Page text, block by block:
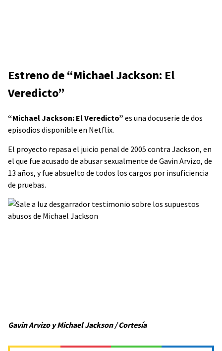
Estreno de “Michael Jackson: El
Veredicto”
“Michael Jackson: El Veredicto” es una docuserie de dos
episodios disponible en Netflix.
El proyecto repasa el juicio penal de 2005 contra Jackson, en
el que fue acusado de abusar sexualmente de Gavin Arvizo, de
13 años, y fue absuelto de todos los cargos por insuficiencia
de pruebas.
Gavin Arvizo y Michael Jackson / Cortesía